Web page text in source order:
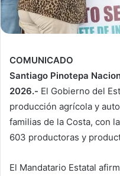
COMUNICADO
Santiago Pinotepa
2026.- El Gobierno del
producción agrícola y
familias de la Costa, con
603 productoras y
El Mandatario Estatal